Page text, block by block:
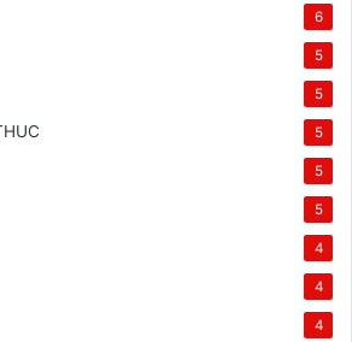
6
5
5
5
5
5
4
4
4